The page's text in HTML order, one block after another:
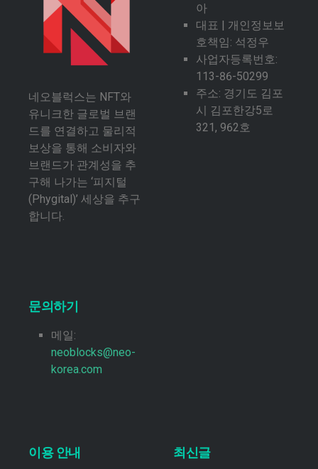
네오블럭스는 NFT와
유니크한 글로벌 브랜
드를 연결하고 물리적
보상을 통해 소비자와
브랜드가 관계성을 추
구해 나가는 ‘피지털
(Phygital)’ 세상을 추구
합니다.
문의하기
메일:
neoblocks@neo-
korea.com
아
대표 | 개인정보보
호책임: 석정우
사업자등록번호:
113-86-50299
주소: 경기도 김포
시 김포한강5로
321, 962호
이용 안내 최신글